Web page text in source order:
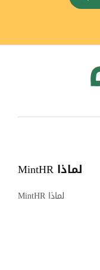
لماذا MintHR
لماذا MintHR